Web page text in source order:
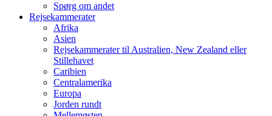
Spørg om andet
Rejsekammerater
Afrika
Asien
Rejsekammerater til Australien, New Zealand eller
Stillehavet
Caribien
Centralamerika
Europa
Jorden rundt